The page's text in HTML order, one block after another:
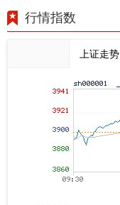
行情指数
上证走势